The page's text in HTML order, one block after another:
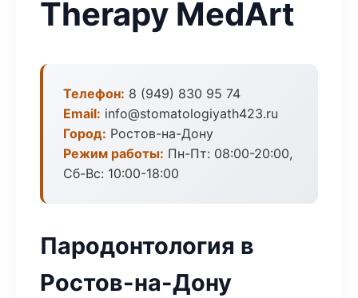
Therapy MedArt
Телефон: 8 (949) 830 95 74
Email: info@stomatologiyath423.ru
Город: Ростов-на-Дону
Режим работы: Пн-Пт: 08:00-20:00,
Сб-Вс: 10:00-18:00
Пародонтология в
Ростов-на-Дону